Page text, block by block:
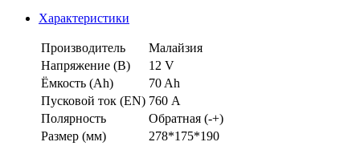
Характеристики
Производитель
Малайзия
Напряжение (В)
12 V
Ёмкость (Аh)
70 Ah
Пусковой ток (EN) 760 А
Полярность
Обратная (-+)
Размер (мм)
278*175*190